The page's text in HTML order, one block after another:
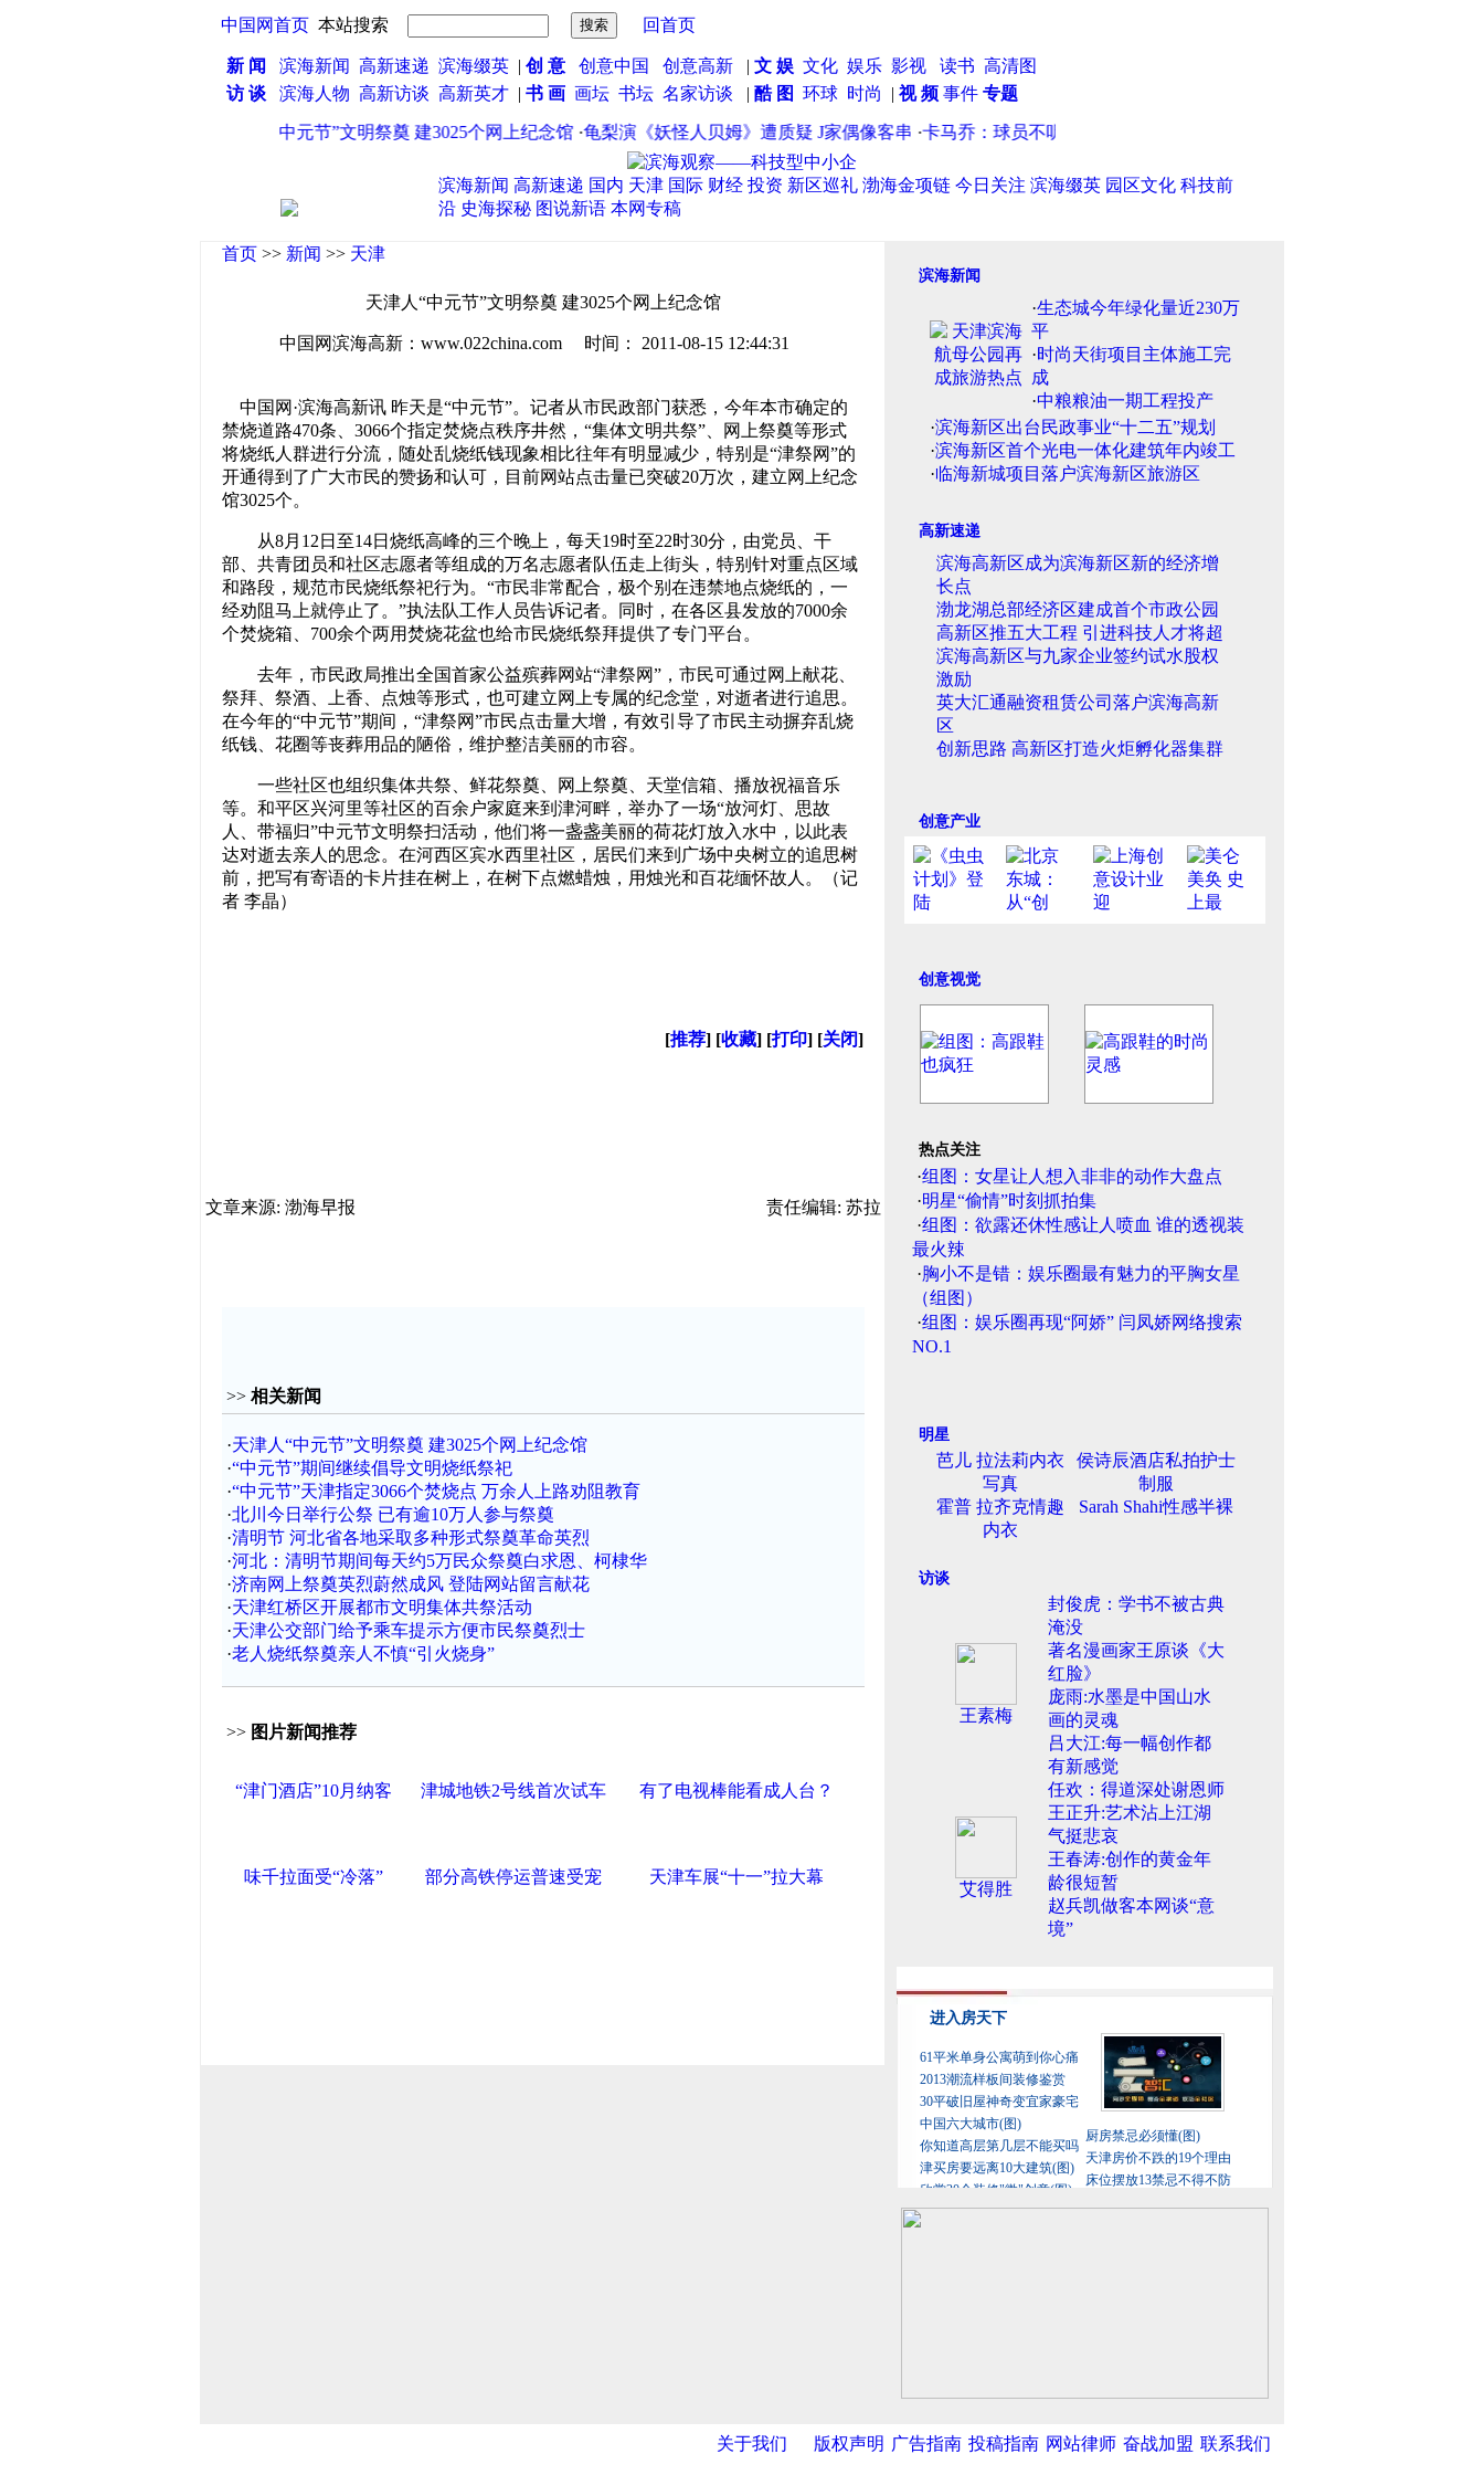
中国网首页 本站搜索 回首页
新 闻 滨海新闻 高新速递 滨海缀英| 创 意 创意中国 创意高新 | 文 娱 文化 娱乐 影视 读书 高清图
访 谈
滨海人物 高新访谈 高新英才 | 书 画 画坛 书坛 名家访谈 | 酷 图 环球 时尚 | 视 频事件 专题
天津人“中元节”文明祭奠 建3025个网上纪念馆·龟梨演《妖怪人贝姆》遭质疑 J家偶像客串·卡马乔：球员不听话别来国家队 欣赏赵旭日冯仁亮
滨海新闻 高新速递 国内 天津 国际 财经 投资 新区巡礼 渤海金项链 今日关注 滨海缀英 园区文化 科技前
沿 史海探秘 图说新语 本网专稿
首页 >> 新闻 >> 天津
天津人“中元节”文明祭奠 建3025个网上纪念馆
中国网滨海高新：www.022china.com 时间： 2011-08-15 12:44:31
中国网·滨海高新讯 昨天是“中元节”。记者从市民政部门获悉，今年本市确定的
禁烧道路470条、3066个指定焚烧点秩序井然，“集体文明共祭”、网上祭奠等形式
将烧纸人群进行分流，随处乱烧纸钱现象相比往年有明显减少，特别是“津祭网”的
开通得到了广大市民的赞扬和认可，目前网站点击量已突破20万次，建立网上纪念
馆3025个。
从8月12日至14日烧纸高峰的三个晚上，每天19时至22时30分，由党员、干
部、共青团员和社区志愿者等组成的万名志愿者队伍走上街头，特别针对重点区域
和路段，规范市民烧纸祭祀行为。“市民非常配合，极个别在违禁地点烧纸的，一
经劝阻马上就停止了。”执法队工作人员告诉记者。同时，在各区县发放的7000余
个焚烧箱、700余个两用焚烧花盆也给市民烧纸祭拜提供了专门平台。
去年，市民政局推出全国首家公益殡葬网站“津祭网”，市民可通过网上献花、
祭拜、祭酒、上香、点烛等形式，也可建立网上专属的纪念堂，对逝者进行追思。
在今年的“中元节”期间，“津祭网”市民点击量大增，有效引导了市民主动摒弃乱烧
纸钱、花圈等丧葬用品的陋俗，维护整洁美丽的市容。
一些社区也组织集体共祭、鲜花祭奠、网上祭奠、天堂信箱、播放祝福音乐
等。和平区兴河里等社区的百余户家庭来到津河畔，举办了一场“放河灯、思故
人、带福归”中元节文明祭扫活动，他们将一盏盏美丽的荷花灯放入水中，以此表
达对逝去亲人的思念。在河西区宾水西里社区，居民们来到广场中央树立的追思树
前，把写有寄语的卡片挂在树上，在树下点燃蜡烛，用烛光和百花缅怀故人。（记
者 李晶）
[推荐] [收藏] [打印] [关闭]
文章来源: 渤海早报 责任编辑: 苏拉
>> 相关新闻
·天津人“中元节”文明祭奠 建3025个网上纪念馆
·“中元节”期间继续倡导文明烧纸祭祀
·“中元节”天津指定3066个焚烧点 万余人上路劝阻教育
·北川今日举行公祭 已有逾10万人参与祭奠
·清明节 河北省各地采取多种形式祭奠革命英烈
·河北：清明节期间每天约5万民众祭奠白求恩、柯棣华
·济南网上祭奠英烈蔚然成风 登陆网站留言献花
·天津红桥区开展都市文明集体共祭活动
·天津公交部门给予乘车提示方便市民祭奠烈士
·老人烧纸祭奠亲人不慎“引火烧身”
>> 图片新闻推荐
“津门酒店”10月纳客 津城地铁2号线首次试车 有了电视棒能看成人台？
味千拉面受“冷落” 部分高铁停运普速受宠 天津车展“十一”拉大幕
滨海新闻
·生态城今年绿化量近230万
平
·时尚天街项目主体施工完
成
·中粮粮油一期工程投产
·滨海新区出台民政事业“十二五”规划
·滨海新区首个光电一体化建筑年内竣工
·临海新城项目落户滨海新区旅游区
高新速递
滨海高新区成为滨海新区新的经济增
长点
渤龙湖总部经济区建成首个市政公园
高新区推五大工程 引进科技人才将超
滨海高新区与九家企业签约试水股权
激励
英大汇通融资租赁公司落户滨海高新
区
创新思路 高新区打造火炬孵化器集群
创意产业
创意视觉
热点关注
·组图：女星让人想入非非的动作大盘点
·明星“偷情”时刻抓拍集
·组图：欲露还休性感让人喷血 谁的透视装
最火辣
·胸小不是错：娱乐圈最有魅力的平胸女星
（组图）
·组图：娱乐圈再现“阿娇” 闫凤娇网络搜索
NO.1
明星
芭儿 拉法莉内衣
写真
侯诗辰酒店私拍护士
制服
霍普 拉齐克情趣
内衣
Sarah Shahi性感半裸
访谈
王素梅
封俊虎：学书不被古典
淹没
著名漫画家王原谈《大
红脸》
庞雨:水墨是中国山水
画的灵魂
吕大江:每一幅创作都
有新感觉
艾得胜
任欢：得道深处谢恩师
王正升:艺术沾上江湖
气挺悲哀
王春涛:创作的黄金年
龄很短暂
赵兵凯做客本网谈“意
境”
关于我们 版权声明 广告指南 投稿指南 网站律师 奋战加盟 联系我们